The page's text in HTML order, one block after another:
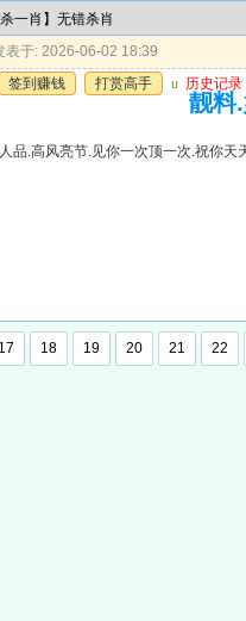
一肖】无错杀肖
表于: 2026-06-02 18:39
签到赚钱
打赏高手 u 历史记录
靓料
品.高风亮节.见你一次顶一次.祝你天
17 18 19 20 21 22